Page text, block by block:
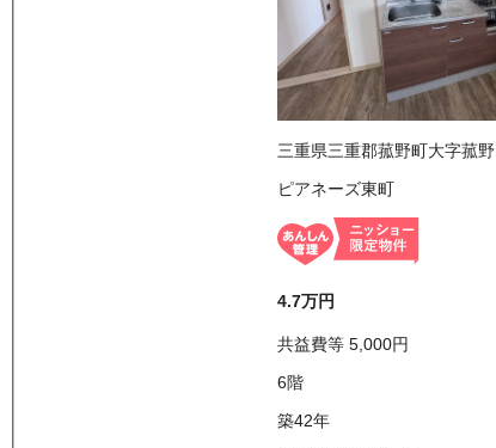
三重県三重郡菰野町大字菰野
ピアネーズ東町
4.7万円
共益費等 5,000円
6階
築42年